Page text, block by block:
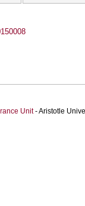
Unit- Aristotle